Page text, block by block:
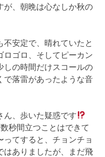
が、朝晩は心なしか秋の
安定で、晴れていたと
ロゴロ、そしてピーカン
しの時間だけスコールの
で落雷があったような音
ん、歩いた疑惑です
秒間立つことはできて
ってすると、チョンチョ
はありましたが、まだ飛